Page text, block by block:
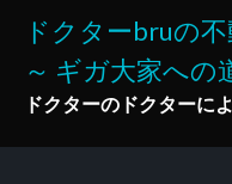
ドクターbruの
～ ギガ大家への
ドクターのドクターに